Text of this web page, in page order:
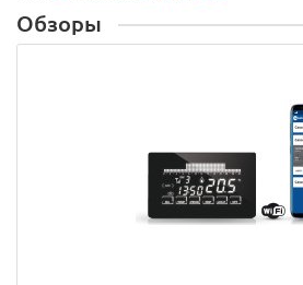
Обзоры